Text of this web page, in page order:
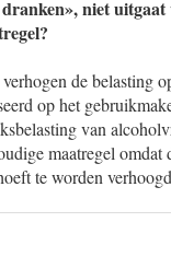
niet uitgaat
de belasting
op het
van
maatregel omdat
te worden